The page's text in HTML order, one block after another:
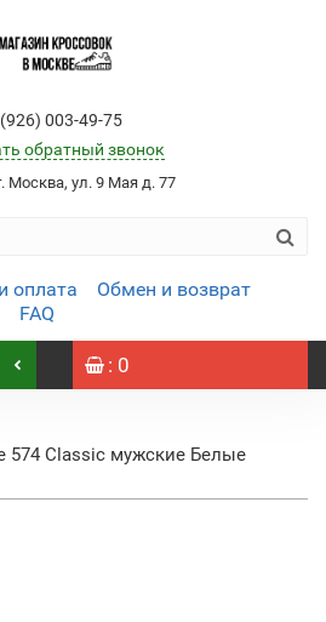
003-49-75
обратный звонок
Москва, ул. 9 Мая д. 77
оплата
Обмен и возврат
FAQ
: 0
574 Classic мужские Белые